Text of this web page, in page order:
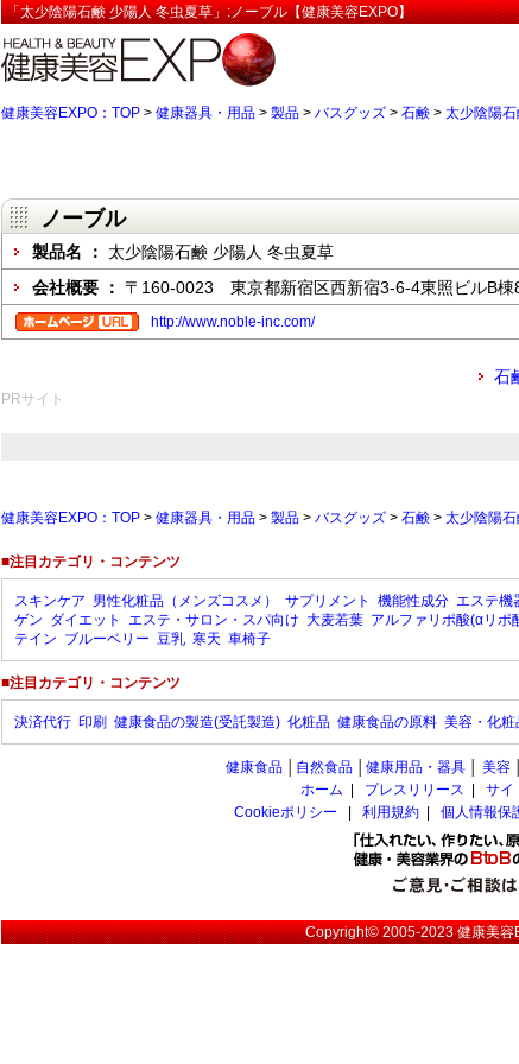
「太少陰陽石鹸 少陽人 冬虫夏草」:ノーブル【健康美容EXPO】
健康美容EXPO：TOP > 健康器具・用品 > 製品 > バスグッズ > 石鹸 > 太少陰陽
ノーブル
製品名 ： 太少陰陽石鹸 少陽人 冬虫夏草
会社概要 ： 〒160-0023 東京都新宿区西新宿3-6-4東照ビルB棟
http://www.noble-inc.com/
石
PRサイト
健康美容EXPO：TOP > 健康器具・用品 > 製品 > バスグッズ > 石鹸 > 太少陰陽
■注目カテゴリ・コンテンツ
スキンケア 男性化粧品（メンズコスメ） サプリメント 機能性成分 エステ機
ゲン ダイエット エステ・サロン・スパ向け 大麦若葉 アルファリポ酸(αリポ
テイン ブルーベリー 豆乳 寒天 車椅子
■注目カテゴリ・コンテンツ
決済代行 印刷 健康食品の製造(受託製造) 化粧品 健康食品の原料 美容・化粧
健康食品 自然食品 健康用品・器具 美容
ホーム
プレスリリース サイ
Cookieポリシー
利用規約 個人情報保
Copyright© 2005-2023健康美容